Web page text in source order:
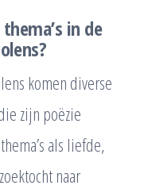
in de
komen diverse
zijn poëzie
als liefde,
naar